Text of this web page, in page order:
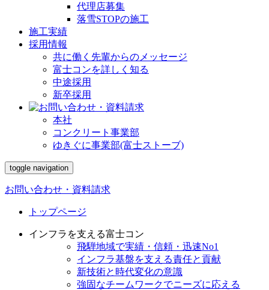
代理店募集
落雪STOPの施工
施工実績
採用情報
共に働く先輩からのメッセージ
富士コンを詳しく知る
中途採用
新卒採用
本社
コンクリート事業部
ゆきぐに事業部(富士ストーブ)
toggle navigation
お問い合わせ・資料請求
トップページ
インフラを支える富士コン
飛騨地域で実績・信頼・迅速No1
インフラ基盤を支える責任と貢献
新技術と時代変化の意識
強固なチームワークでニーズに応える